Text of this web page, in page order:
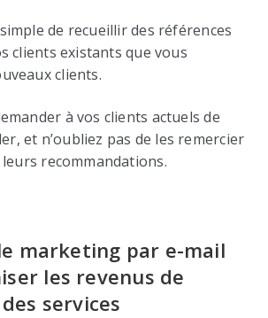
de recueillir des références
clients existants que vous
clients.
à vos clients actuels de
et n’oubliez pas de les remercier
recommandations.
marketing par e-mail
les revenus de
services